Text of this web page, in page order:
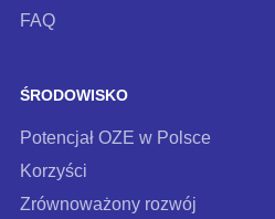
FAQ
ŚRODOWISKO
Potencjał OZE w Polsce
Korzyści
Zrównoważony rozwój